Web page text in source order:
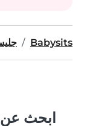
Babysits
ابحث